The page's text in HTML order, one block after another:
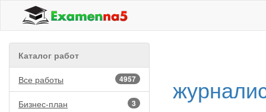
Каталог работ
4957
Все работы
3
Бизнес-план